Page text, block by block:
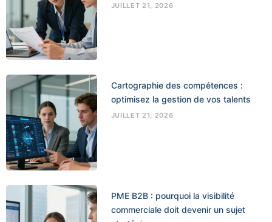
JUILLET 21, 2026
Cartographie des compétences :
optimisez la gestion de vos talents
JUILLET 21, 2026
PME B2B : pourquoi la visibilité
commerciale doit devenir un sujet